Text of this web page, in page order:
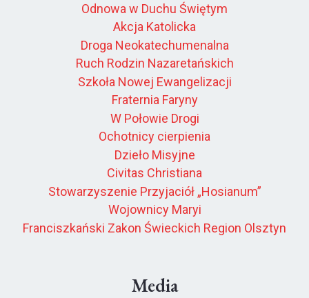
Odnowa w Duchu Świętym
Akcja Katolicka
Droga Neokatechumenalna
Ruch Rodzin Nazaretańskich
Szkoła Nowej Ewangelizacji
Fraternia Faryny
W Połowie Drogi
Ochotnicy cierpienia
Dzieło Misyjne
Civitas Christiana
Stowarzyszenie Przyjaciół „Hosianum”
Wojownicy Maryi
Franciszkański Zakon Świeckich Region Olsztyn
Media